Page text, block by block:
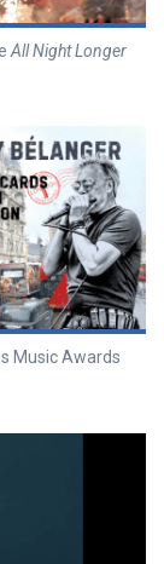
All Night Longer
Music Awards